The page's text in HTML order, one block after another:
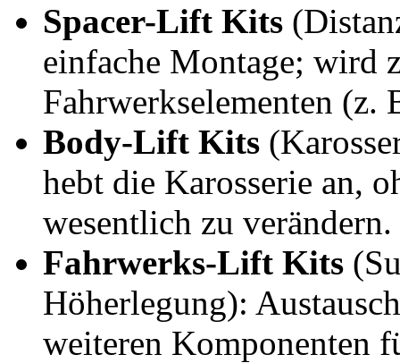
Spacer-Lift Kits
einfache Montage; wird
Fahrwerkselementen (z.
Body-Lift Kits
hebt die Karosserie an,
wesentlich zu verändern.
Fahrwerks-Lift Kits
Höherlegung):
weiteren Komponenten